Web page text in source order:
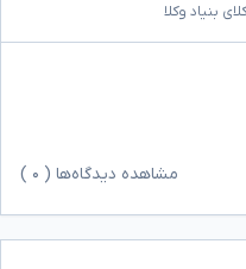
بنیاد وکلا
مشاهده دیدگاه‌ها ( ۰